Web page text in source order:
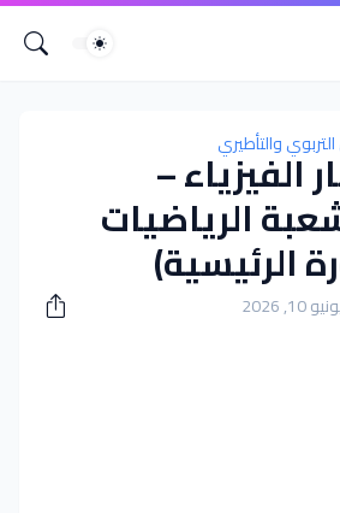
والتأطيري
الفيزياء –
الرياضيات
10, 2026